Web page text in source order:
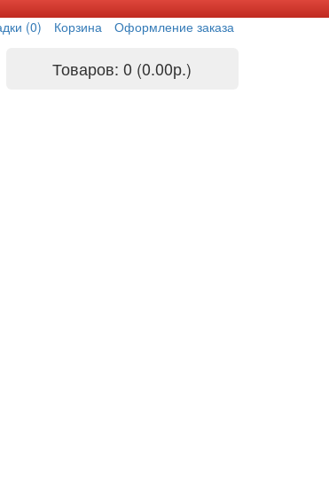
(0) Корзина Оформление заказа
Товаров: 0 (0.00р.)